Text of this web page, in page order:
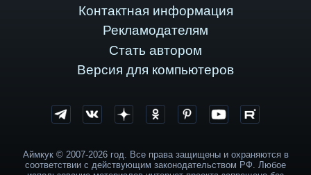
Контактная информация
Рекламодателям
Стать автором
Версия для компьютеров
Аймкук © 2007-2026 год. Все права защищены и охраняются в
соответствии с действующим законодательством РФ. Любое